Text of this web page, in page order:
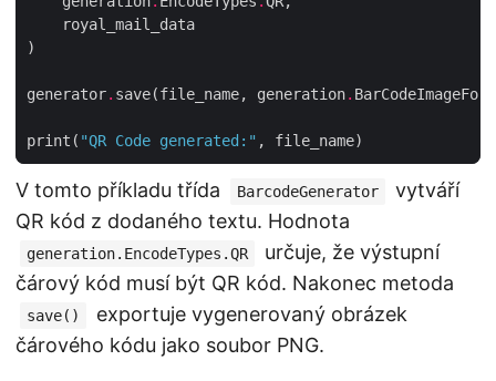
generator. save(file_name, generation.
print( "QR Code generated:"
V tomto příkladu třída BarcodeGenerator
vytváří
QR kód z dodaného textu. Hodnota
generation.EncodeTypes.QR
určuje, že výstupní
čárový kód musí být QR kód. Nakonec metoda
save()
exportuje vygenerovaný obrázek
čárového kódu jako soubor PNG.